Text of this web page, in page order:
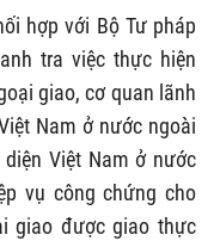
hợp với Bộ Tư pháp
tra việc thực hiện
giao, cơ quan lãnh
Nam ở nước ngoài
Việt Nam ở nước
vụ công chứng cho
giao được giao thực